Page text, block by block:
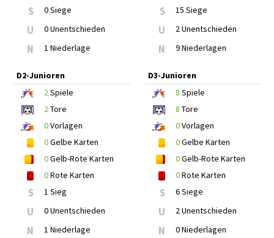
S 0 Siege
U 0 Unentschieden
N 1 Niederlage
S 15 Siege
U 2 Unentschieden
N 9 Niederlagen
D2-Junioren
2Spiele
2Tore
0Vorlagen
0Gelbe Karten
0Gelb-Rote Karten
0Rote Karten
S 1 Sieg
U 0 Unentschieden
N 1 Niederlage
D3-Junioren
8 Spiele
8 Tore
0Vorlagen
0Gelbe Karten
0Gelb-Rote Karten
0Rote Karten
S 6 Siege
U 2 Unentschieden
N 0 Niederlagen